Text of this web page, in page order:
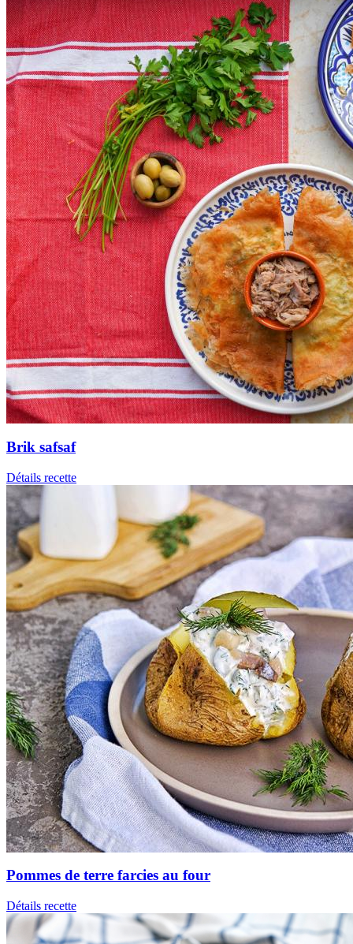
Brik safsaf
Détails recette
Pommes de terre farcies au four
Détails recette